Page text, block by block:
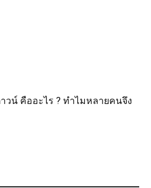
น์ คืออะไร ? ทำไมหลายคนจึง